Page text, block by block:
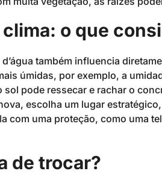
o que
também influencia
úmidas, por exemplo, a
pode ressecar e rachar o
escolha um lugar
com uma proteção, como uma
de trocar?